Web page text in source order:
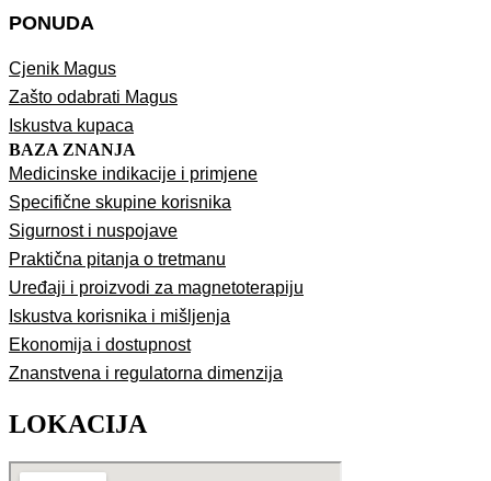
PONUDA
Cjenik Magus
Zašto odabrati Magus
Iskustva kupaca
BAZA ZNANJA
Medicinske indikacije i primjene
Specifične skupine korisnika
Sigurnost i nuspojave
Praktična pitanja o tretmanu
Uređaji i proizvodi za magnetoterapiju
Iskustva korisnika i mišljenja
Ekonomija i dostupnost
Znanstvena i regulatorna dimenzija
LOKACIJA